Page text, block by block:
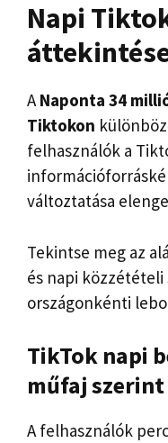
Napi
ANaponta 34
Tiktokon
felhasználók a
változtatása
Tekintse meg az
és napi
országonkénti
TikTok napi
műfaj szerint
A felhasználók